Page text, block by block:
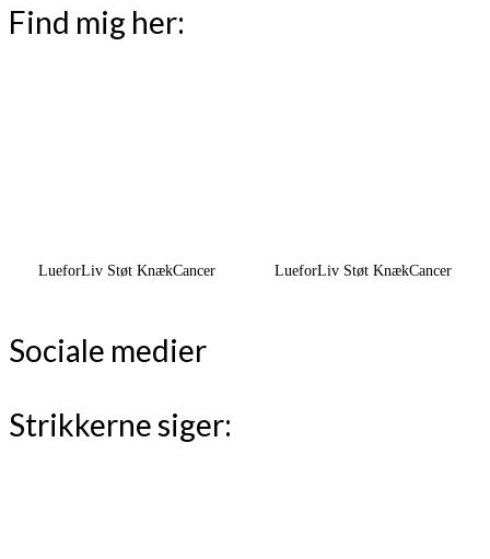
Find mig her:
LueforLiv Støt KnækCancer LueforLiv Støt KnækCancer
Sociale medier
Strikkerne siger: